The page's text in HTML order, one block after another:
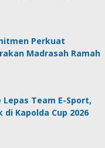
Perkuat
Madrasah Ramah
Team E-Sport,
Kapolda Cup 2026